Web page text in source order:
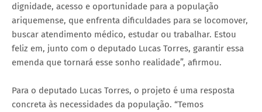
dignidade, acesso e oportunidade para a população
ariquemense, que enfrenta dificuldades para se locomover,
buscar atendimento médico, estudar ou trabalhar. Estou
feliz em, junto com o deputado Lucas Torres, garantir essa
emenda que tornará esse sonho realidade”, afirmou.
Para o deputado Lucas Torres, o projeto é uma resposta
concreta às necessidades da população. “Temos